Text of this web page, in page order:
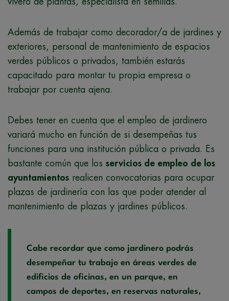
Además de trabajar como decorador/a de jardines y
exteriores, personal de mantenimiento de espacios
verdes públicos o privados, también estarás
capacitado para montar tu propia empresa o
trabajar por cuenta ajena.
Debes tener en cuenta que el empleo de jardinero
variará mucho en función de si desempeñas tus
funciones para una institución pública o privada. Es
bastante común que los servicios de empleo de los
ayuntamientos realicen convocatorias para ocupar
plazas de jardinería con las que poder atender al
mantenimiento de plazas y jardines públicos.
Cabe recordar que como jardinero podrás
desempeñar tu trabajo en áreas verdes de
edificios de oficinas, en un parque, en
campos de deportes, en reservas naturales,